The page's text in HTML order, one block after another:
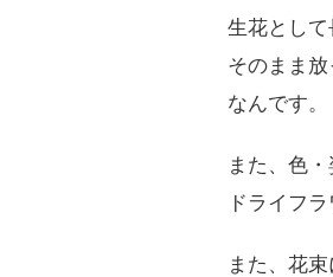
生花として
そのまま
なんです。
また、色
ドライフ
また、花束